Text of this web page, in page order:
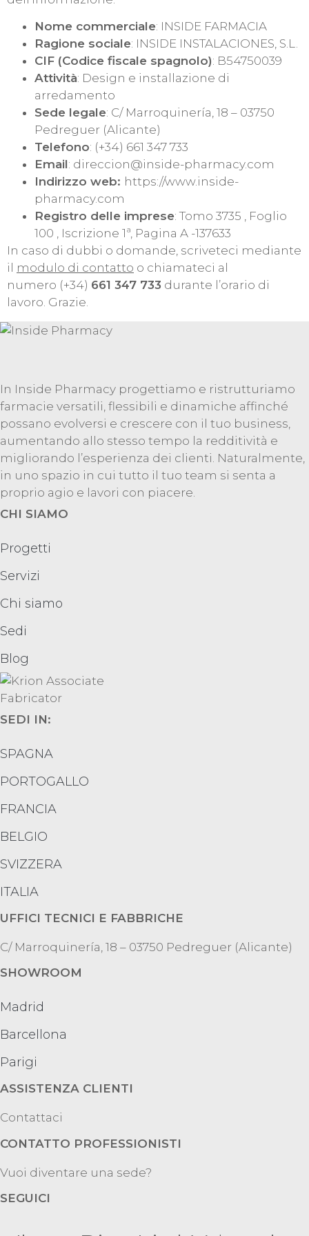
Nome commerciale: INSIDE FARMACIA
Ragione sociale: INSIDE INSTALACIONES, S.L.
CIF (Codice fiscale spagnolo): B54750039
Attività: Design e installazione di
arredamento
Sede legale: C/ Marroquinería, 18 – 03750
Pedreguer (Alicante)
Telefono: (+34) 661 347 733
Email: direccion@inside-pharmacy.com
Indirizzo web: https://www.inside-
pharmacy.com
Registro delle imprese: Tomo 3735 , Foglio
100 , Iscrizione 1ª, Pagina A -137633
In caso di dubbi o domande, scriveteci mediante
il modulo di contatto o chiamateci al
numero (+34) 661 347 733 durante l’orario di
lavoro. Grazie.
In Inside Pharmacy progettiamo e ristrutturiamo
farmacie versatili, flessibili e dinamiche affinché
possano evolversi e crescere con il tuo business,
aumentando allo stesso tempo la redditività e
migliorando l’esperienza dei clienti. Naturalmente,
in uno spazio in cui tutto il tuo team si senta a
proprio agio e lavori con piacere.
CHI SIAMO
Progetti
Servizi
Chi siamo
Sedi
Blog
SEDI IN:
SPAGNA
PORTOGALLO
FRANCIA
BELGIO
SVIZZERA
ITALIA
UFFICI TECNICI E FABBRICHE
C/ Marroquinería, 18 – 03750 Pedreguer (Alicante)
SHOWROOM
Madrid
Barcellona
Parigi
ASSISTENZA CLIENTI
Contattaci
CONTATTO PROFESSIONISTI
Vuoi diventare una sede?
SEGUICI